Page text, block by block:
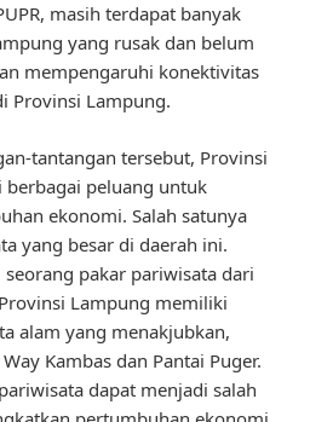
masih terdapat banyak
yang rusak dan belum
mempengaruhi konektivitas
Provinsi Lampung.
tantangan tersebut, Provinsi
peluang untuk
ekonomi. Salah satunya
yang besar di daerah ini.
pakar pariwisata dari
Lampung memiliki
alam yang menakjubkan,
Kambas dan Pantai Puger.
dapat menjadi salah